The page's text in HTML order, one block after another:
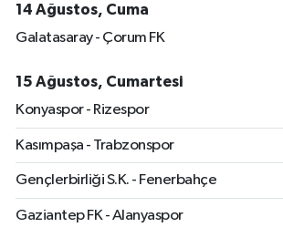
14 Ağustos, Cuma
Galatasaray - Çorum FK
15 Ağustos, Cumartesi
Konyaspor - Rizespor
Kasımpaşa - Trabzonspor
Gençlerbirliği S.K. - Fenerbahçe
Gaziantep FK - Alanyaspor